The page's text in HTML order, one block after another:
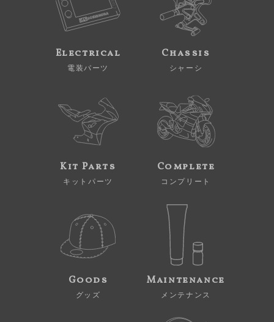
Electrical
電装パーツ
Chassis
シャーシ
Kit Parts
キットパーツ
Complete
コンプリート
Goods
グッズ
Maintenance
メンテナンス